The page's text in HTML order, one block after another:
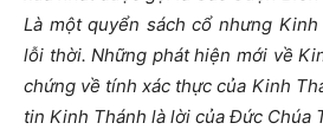
Là một quyển sách cổ nhưng
lỗi thời. Những phát hiện mới về
chứng về tính xác thực của Kinh
tin Kinh Thánh là lời của Đức Chúa